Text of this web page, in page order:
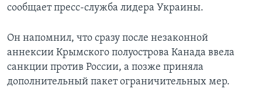
сообщает пресс-служба лидера Украины.
Он напомнил, что сразу после незаконной
аннексии Крымского полуострова Канада ввела
санкции против России, а позже приняла
дополнительный пакет ограничительных мер.